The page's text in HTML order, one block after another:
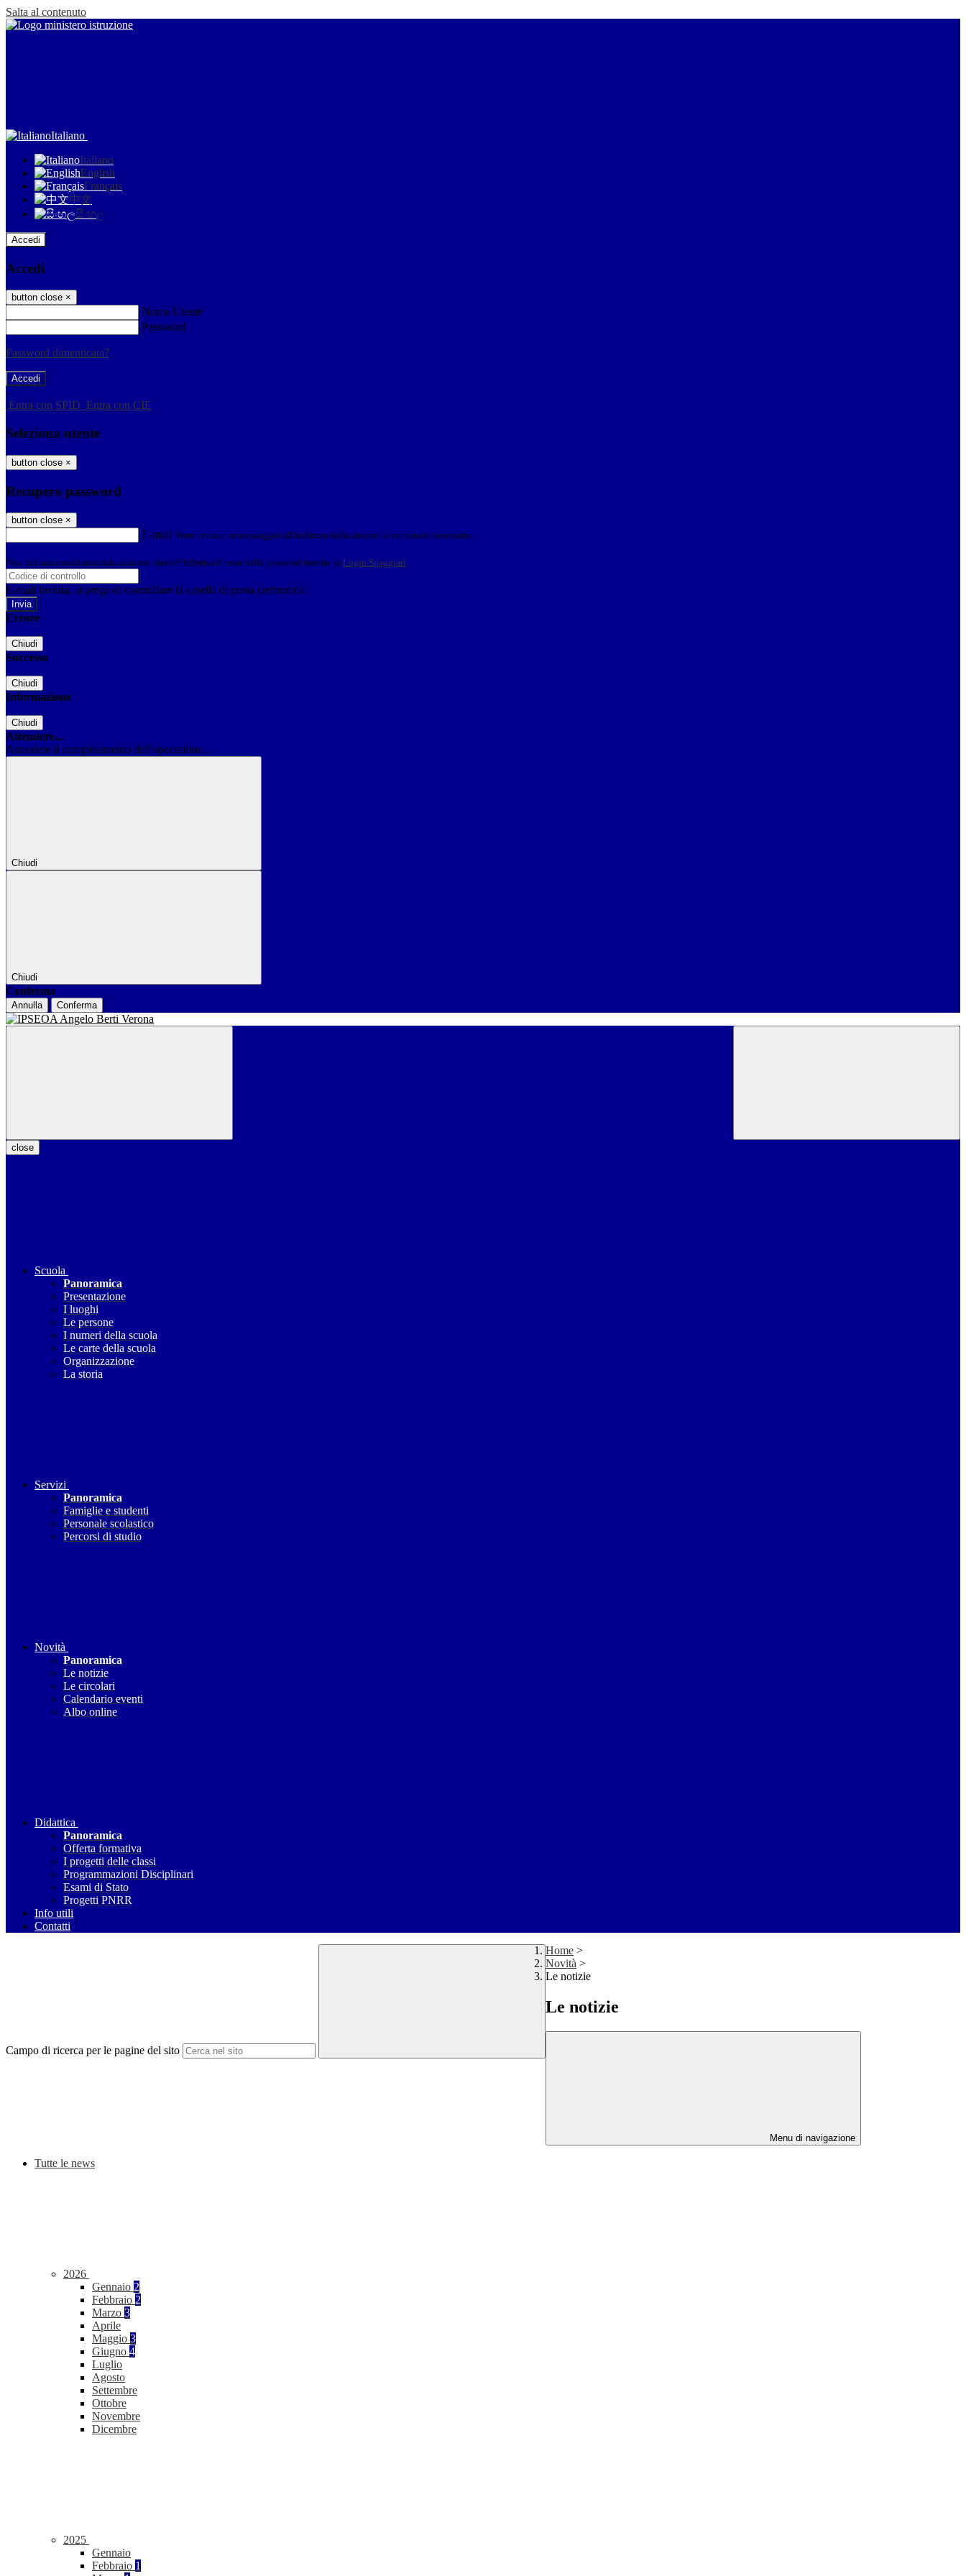
Salta al contenuto
Italiano
Italiano
English
Français
中文
සිංහල
Accedi
Accedi
button close ×
Nome Utente
Password
Password dimenticata?
-
Entra con SPID Entra con CIE
Seleziona utente
button close ×
Recupero password
button close ×
E-mail Verrà inviato un messaggio all'indirizzo indicato con le istruzioni necessarie.
Non hai una e-mail associata al nome utente? Effettua il reset della password tramite la Login Spaggiari
E-mail inviata, si prega di controllare la casella di posta elettronica!
Errore
Chiudi
Successo
Chiudi
Informazione
Chiudi
Attendere...
Attendere il completamento dell'operazione...
Chiudi
Chiudi
Conferma
Annulla Conferma
close
Scuola
Panoramica
Presentazione
I luoghi
Le persone
I numeri della scuola
Le carte della scuola
Organizzazione
La storia
Servizi
Panoramica
Famiglie e studenti
Personale scolastico
Percorsi di studio
Novità
Panoramica
Le notizie
Le circolari
Calendario eventi
Albo online
Didattica
Panoramica
Offerta formativa
I progetti delle classi
Programmazioni Disciplinari
Esami di Stato
Progetti PNRR
Info utili
Contatti
Campo di ricerca per le pagine del sito
Home >
Novità >
Le notizie
Le notizie
Menu di navigazione
Tutte le news
2026
Gennaio 2
Febbraio 2
Marzo 3
Aprile
Maggio 3
Giugno 4
Luglio
Agosto
Settembre
Ottobre
Novembre
Dicembre
2025
Gennaio
Febbraio 1